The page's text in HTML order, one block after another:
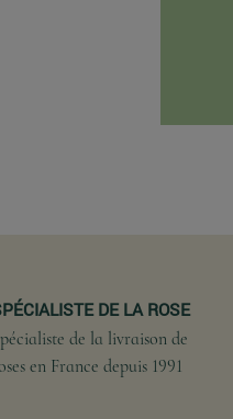
DE LA ROSE
de la livraison de
en France depuis 1991